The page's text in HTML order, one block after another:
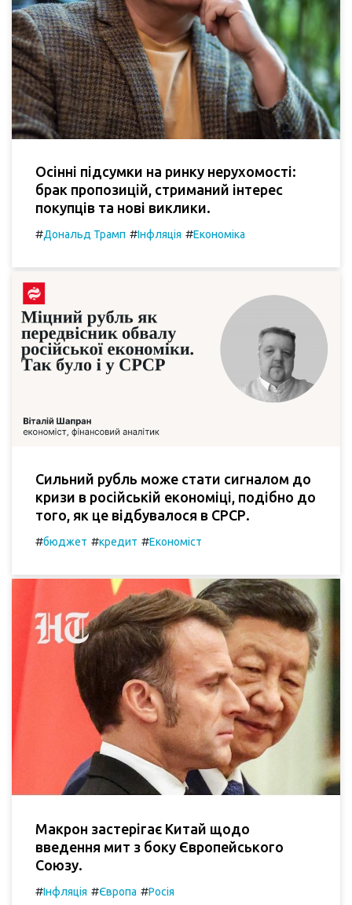
Осінні підсумки на ринку нерухомості:
брак пропозицій, стриманий інтерес
покупців та нові виклики.
#Дональд Трамп #Інфляція #Економіка
Сильний рубль може стати сигналом до
кризи в російській економіці, подібно до
того, як це відбувалося в СРСР.
#бюджет #кредит #Економіст
Макрон застерігає Китай щодо
введення мит з боку Європейського
Союзу.
#Інфляція #Європа #Росія